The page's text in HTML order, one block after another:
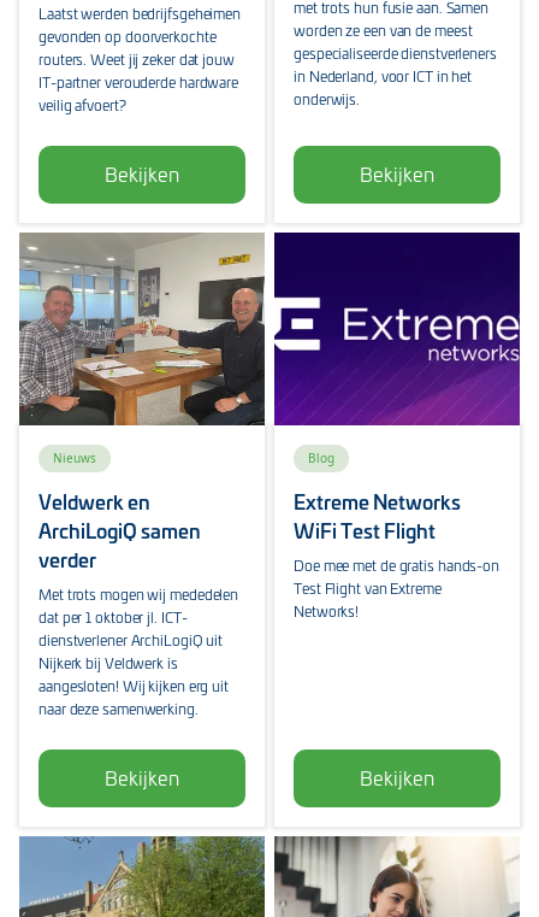
Laatst werden bedrijfsgeheimen
gevonden op doorverkochte
routers. Weet jij zeker dat jouw
IT-partner verouderde hardware
veilig afvoert?
Bekijken
met trots hun fusie aan. Samen
worden ze een van de meest
gespecialiseerde dienstverleners
in Nederland, voor ICT in het
onderwijs.
Bekijken
Nieuws
Veldwerk en
ArchiLogiQ samen
verder
Met trots mogen wij mededelen
dat per 1 oktober jl. ICT-
dienstverlener ArchiLogiQ uit
Nijkerk bij Veldwerk is
aangesloten! Wij kijken erg uit
naar deze samenwerking.
Bekijken
Blog
Extreme Networks
WiFi Test Flight
Doe mee met de gratis hands-on
Test Flight van Extreme
Networks!
Bekijken